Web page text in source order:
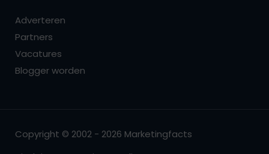
Adverteren
Partners
Vacatures
Blogger worden
Copyright © 2002 - 2026 Marketingfacts